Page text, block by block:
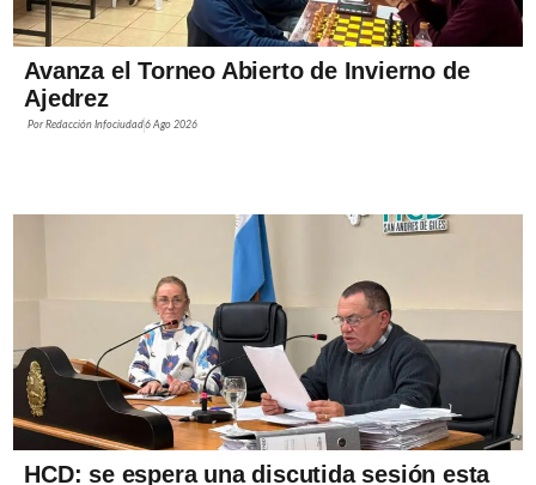
Avanza el Torneo Abierto de Invierno de
Ajedrez
PorRedacción Infociudad6 Ago 2026
HCD: se espera una discutida sesión esta